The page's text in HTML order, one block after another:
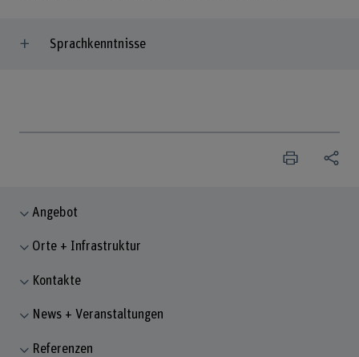
Sprachkenntnisse
Angebot
Orte + Infrastruktur
Kontakte
News + Veranstaltungen
Referenzen